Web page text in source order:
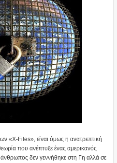
«X-Files», είναι όμως η ανατρεπτική
που ανέπτυξε ένας αμερικανός
δεν γεννήθηκε στη Γη αλλά σε